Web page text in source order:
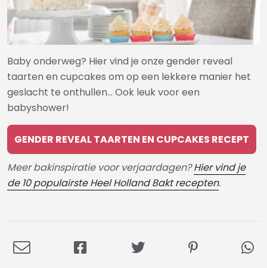
Baby onderweg? Hier vind je onze gender reveal
taarten en cupcakes om op een lekkere manier het
geslacht te onthullen… Ook leuk voor een
babyshower!
GENDER REVEAL TAARTEN EN CUPCAKES RECEPT
Meer bakinspiratie voor verjaardagen?Hier vind je
de 10 populairste Heel Holland Bakt recepten.
Deel
Deel